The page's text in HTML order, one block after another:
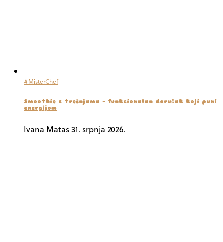
#MisterChef
Smoothie s trešnjama – funkcionalan doručak koji puni
energijom
Ivana Matas31. srpnja 2026.